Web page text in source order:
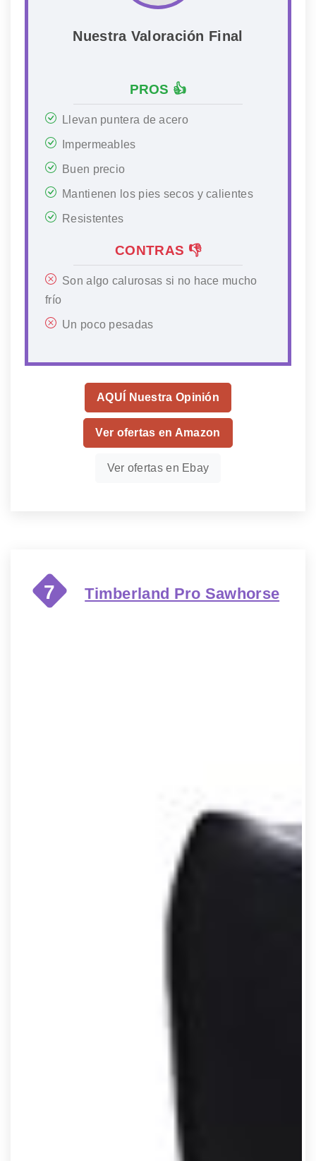
Nuestra Valoración Final
PROS 👍
Llevan puntera de acero
Impermeables
Buen precio
Mantienen los pies secos y calientes
Resistentes
CONTRAS 👎
Son algo calurosas si no hace mucho
frío
Un poco pesadas
AQUÍ Nuestra Opinión
Ver ofertas en Amazon
Ver ofertas en Ebay
7 Timberland Pro Sawhorse